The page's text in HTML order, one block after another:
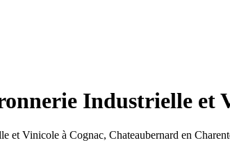
Industrielle et
et Vinicole à Cognac, Chateaubernard en